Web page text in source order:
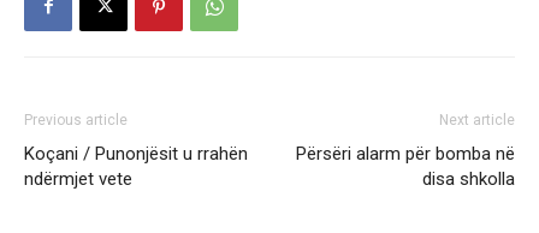
Previous article
Koçani / Punonjësit u rrahën
ndërmjet vete
Next article
Përsëri alarm për bomba në
disa shkolla